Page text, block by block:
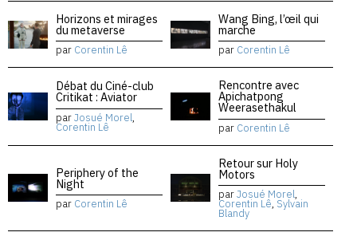
Horizons et mirages
du metaverse
par Corentin Lê
Wang Bing, l’œil qui
marche
par Corentin Lê
Débat du Ciné-club
Critikat : Aviator
parJosué Morel,
Corentin Lê
Rencontre avec
Apichatpong
Weerasethakul
par Corentin Lê
Periphery of the
Night
par Corentin Lê
Retour sur Holy
Motors
parJosué Morel,
Corentin Lê, Sylvain
Blandy